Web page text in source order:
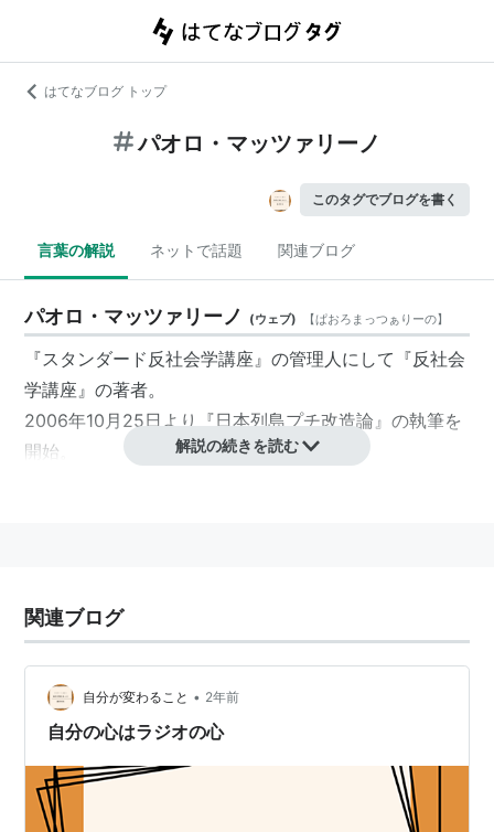
はてなブログ トップ
パオロ・マッツァリーノ
このタグでブログを書く
言葉の解説 ネットで話題 関連ブログ
パオロ・マッツァリーノ (ウェブ) 【ぱおろまっつぁりーの】
『スタンダード反社会学講座』の管理人にして『反社会
学講座』の著者。
2006年10月25日より『日本列島プチ改造論』の執筆を
開始。
世間体から人間の尊厳を守ること。
笑いというのは基本的に論理のズレから生じる
ものですから、論理的思考のできない人は笑い
ろさを解さず怒る人は、物事を一面的な感情論
でしか見られない心の狭い人でもあるのです。
日本語は論理的思考には向かないなどとする説
解説の続きを読む
関連ブログ
自分が変わること • 2年前
自分の心はラジオの心